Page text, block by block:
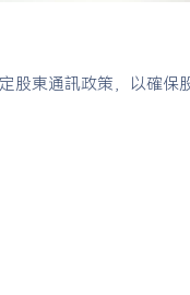
股東通訊政策，以確保